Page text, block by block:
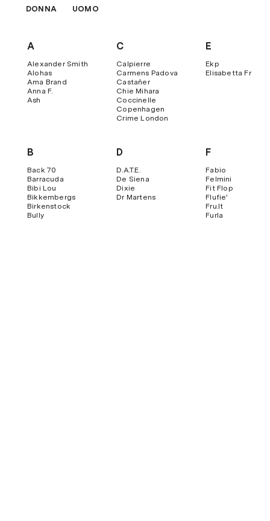
DONNA UOMO
A
Alexander Smith
Alohas
Ama Brand
Anna F.
Ash
B
Back 70
Barracuda
Bibi Lou
Bikkembergs
Birkenstock
Bully
C
Calpierre
Carmens Padova
Castañer
Chie Mihara
Coccinelle
Copenhagen
Crime London
D
D.a.t.e.
De Siena
Dixie
Dr Martens
E
Ekp
Elisabetta Franchi
F
Fabio
Felmini
Fit Flop
Flufie'
Fru.it
Furla